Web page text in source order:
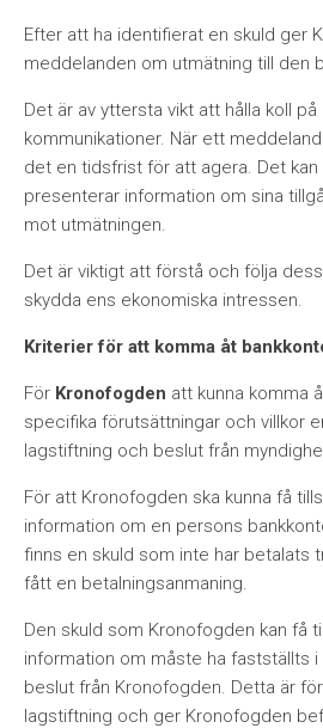
Efter att ha identifierat en skuld ger
meddelanden om utmätning till den
Det är av yttersta vikt att hålla koll på
kommunikationer. När ett
det en tidsfrist för att agera. Det kan
presenterar information om sina
mot utmätningen.
Det är viktigt att förstå och följa
skydda ens ekonomiska intressen.
Kriterier för att komma åt
För Kronofogden att kunna komma
specifika förutsättningar och villkor
lagstiftning och beslut från
För att Kronofogden ska kunna få
information om en persons
finns en skuld som inte har betalats
fått en betalningsanmaning.
Den skuld som Kronofogden kan få
information om måste ha fastställts
beslut från Kronofogden. Detta är
lagstiftning och ger Kronofogden